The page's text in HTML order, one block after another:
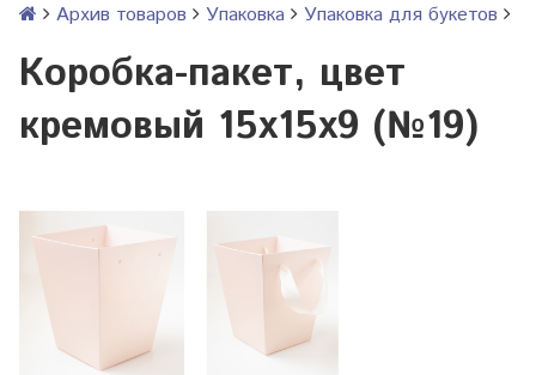
Архив товаров Упаковка Упаковка для букетов
Коробка-пакет, цвет
кремовый 15х15х9 (№19)